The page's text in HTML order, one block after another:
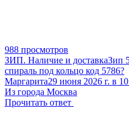
988 просмотров
ЗИП. Наличие и доставкаЗип
спираль под кольцо код 5786?
Маргарита29 июня 2026 г. в
Из города Москва
Прочитать ответ